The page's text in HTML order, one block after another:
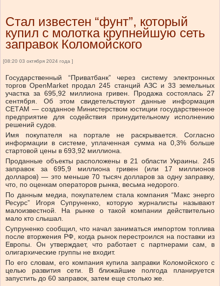
Стал известен “фунт”, который
купил с молотка крупнейшую сеть
заправок Коломойского
[08:20 03 октября 2024 года ]
Государственный “Приватбанк” через систему электронных
торгов OpenMarket продал 245 станций АЗС и 33 земельных
участка за 695,92 миллиона гривен. Продажа состоялась 27
сентября. Об этом свидетельствуют данные информация
СЕТАМ — созданное Министерством юстиции государственное
предприятие для содействия принудительному исполнению
решений судов.
Имя покупателя на портале не раскрывается. Согласно
информации в системе, уплаченная сумма на 0,3% больше
стартовой цены в 693,92 миллиона.
Проданные объекты расположены в 21 области Украины. 245
заправок за 695,9 миллиона гривен (или 17 миллионов
долларов) — это меньше 70 тысяч долларов за одну заправку,
что, по оценкам операторов рынка, весьма недорого.
По данным медиа, покупателем стала компания “Макс энерго
Ресурс” Игоря Супруненко, которую журналисты называют
малоизвестной. На рынке о такой компании действительно
мало кто слышал.
Супруненко сообщил, что начал заниматься импортом топлива
после вторжения РФ, когда рынок перестроился на поставки из
Европы. Он утверждает, что работает с партнерами сам, в
олигархические группы не входит.
По его словам, его компания купила заправки Коломойского с
целью развития сети. В ближайшие полгода планируется
запустить до 60 заправок, затем еще столько же.